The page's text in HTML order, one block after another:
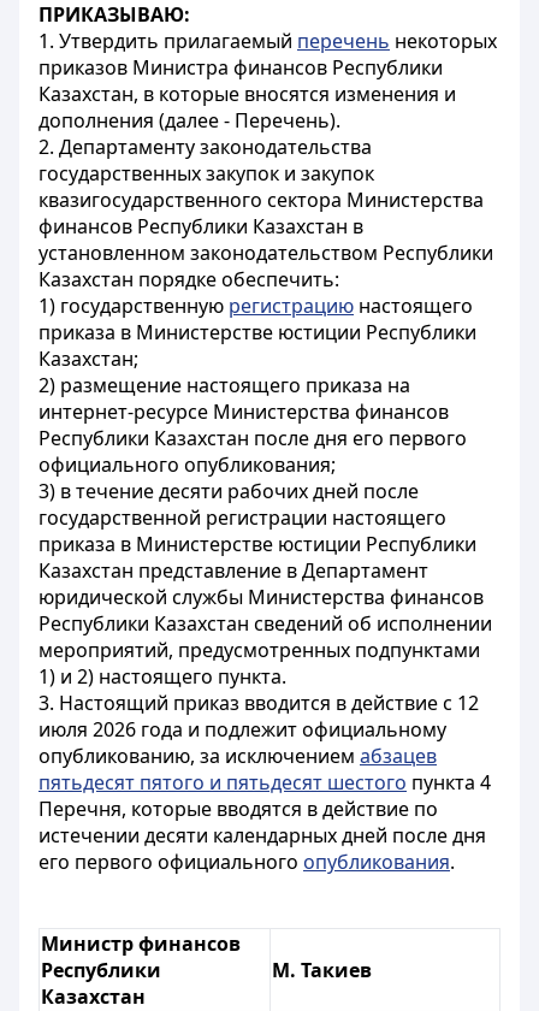
ПРИКАЗЫВАЮ:
1. Утвердить прилагаемый перечень некоторых
приказов Министра финансов Республики
Казахстан, в которые вносятся изменения и
дополнения (далее - Перечень).
2. Департаменту законодательства
государственных закупок и закупок
квазигосударственного сектора Министерства
финансов Республики Казахстан в
установленном законодательством Республики
Казахстан порядке обеспечить:
1) государственную регистрацию настоящего
приказа в Министерстве юстиции Республики
Казахстан;
2) размещение настоящего приказа на
интернет-ресурсе Министерства финансов
Республики Казахстан после дня его первого
официального опубликования;
3) в течение десяти рабочих дней после
государственной регистрации настоящего
приказа в Министерстве юстиции Республики
Казахстан представление в Департамент
юридической службы Министерства финансов
Республики Казахстан сведений об исполнении
мероприятий, предусмотренных подпунктами
1) и 2) настоящего пункта.
3. Настоящий приказ вводится в действие с 12
июля 2026 года и подлежит официальному
опубликованию, за исключением абзацев
пятьдесят пятого и пятьдесят шестого пункта 4
Перечня, которые вводятся в действие по
истечении десяти календарных дней после дня
его первого официального опубликования.
Министр финансов
Республики
Казахстан
М. Такиев